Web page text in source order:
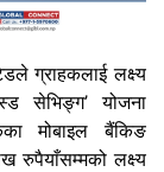
ग्राहकलाई लक्ष्य
सेभिङ्ग’ योजना
मोबाइल बैंकिङ
रुपैयाँसम्मको लक्ष्य